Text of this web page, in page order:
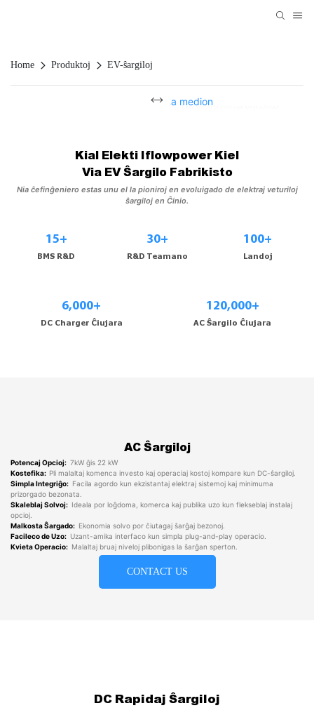
Home Produktoj EV-ŝargiloj
Energigu vian vojaĝon
Kial Elekti Iflowpower Kiel
Via EV Ŝargilo Fabrikisto
Nia ĉefinĝeniero estas unu el la pioniroj en evoluigado de elektraj veturiloj
ŝargiloj en Ĉinio.
15+
BMS R&D
30+
R&D Teamano
100+
Landoj
6,000+
DC Charger Ĉiujara
120,000+
AC Ŝargilo Ĉiujara
AC Ŝargiloj
Potencaj Opcioj: 7kW ĝis 22 kW
Kostefika: Pli malaltaj komenca investo kaj operaciaj kostoj kompare kun DC-ŝargiloj.
Simpla Integriĝo: Facila agordo kun ekzistantaj elektraj sistemoj kaj minimuma
prizorgado bezonata.
Skaleblaj Solvoj: Ideala por loĝdoma, komerca kaj publika uzo kun flekseblaj instalaj
opcioj.
Malkosta Ŝargado: Ekonomia solvo por ĉiutagaj ŝarĝaj bezonoj.
Facileco de Uzo: Uzant-amika interfaco kun simpla plug-and-play operacio.
Kvieta Operacio: Malaltaj bruaj niveloj plibonigas la ŝarĝan sperton.
CONTACT US
DC Rapidaj Ŝargiloj